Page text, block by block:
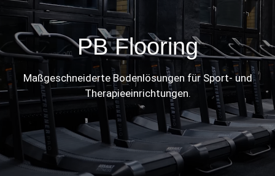
PB Flooring
Maßgeschneiderte Bodenlösungen für Sport- und
Therapieeinrichtungen.